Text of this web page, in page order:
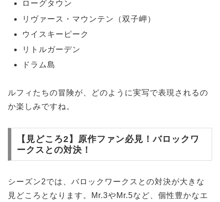
ローグタウン
リヴァース・マウンテン（双子岬）
ウイスキーピーク
リトルガーデン
ドラム島
ルフィたちの冒険が、どのように実写で表現されるの
か楽しみですね。
【見どころ2】原作ファン必見！バロックワ
ークスとの対決！
シーズン2では、バロックワークスとの対決が大きな
見どころとなります。Mr.3やMr.5など、個性豊かなエ